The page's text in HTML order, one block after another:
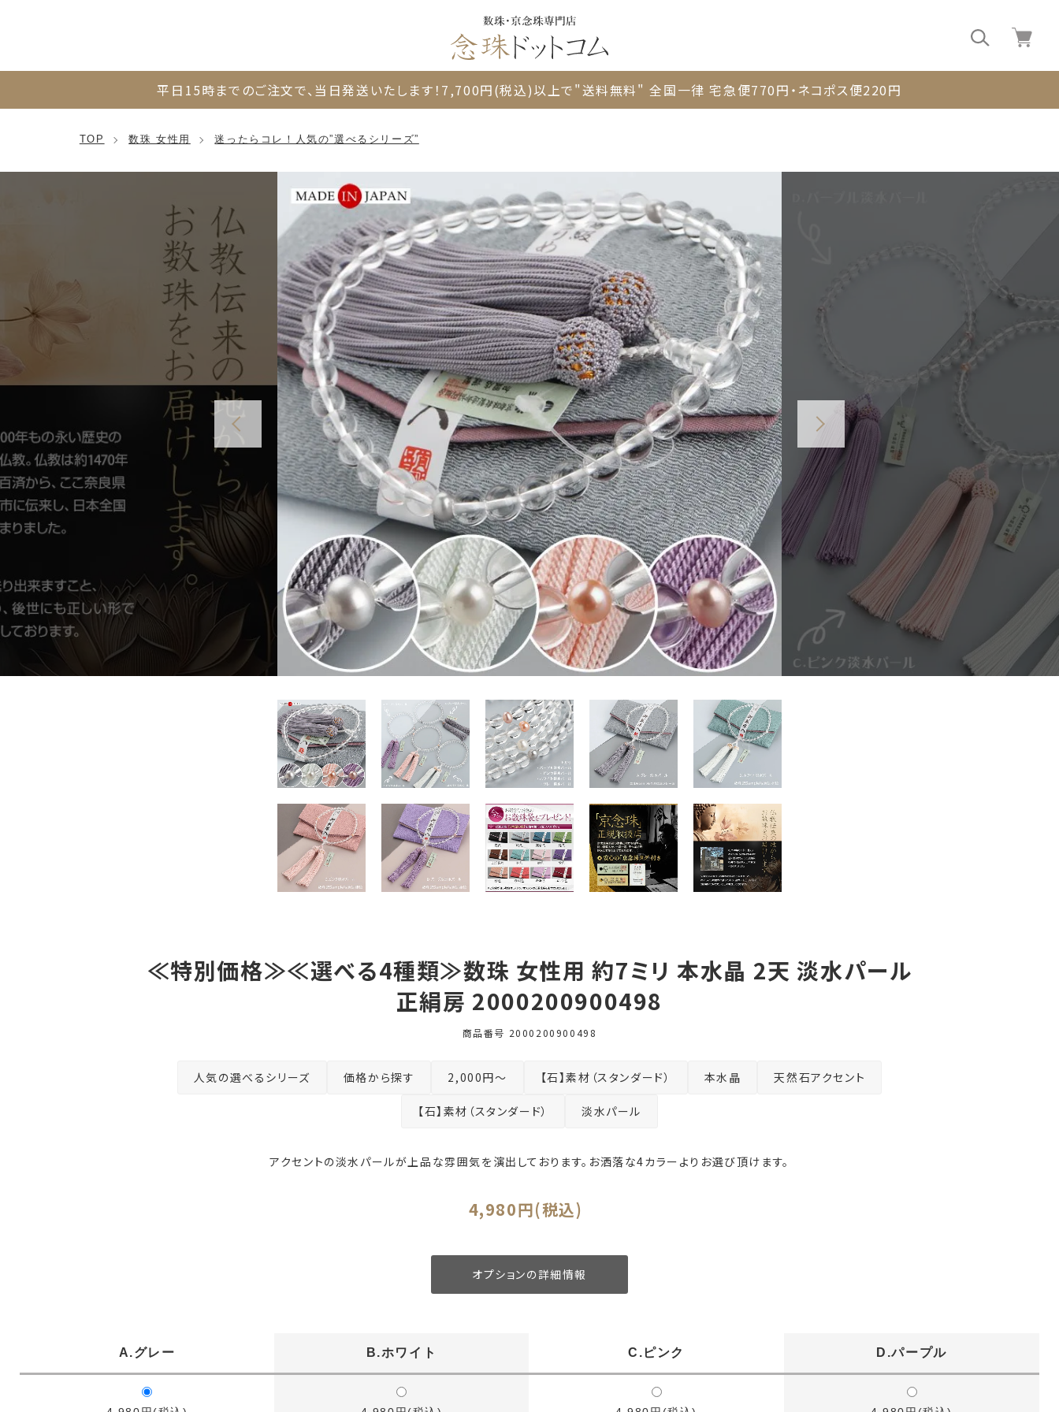
0
平日15時までのご注文で、 当日発送いたします！ 7,700円(税込)以上で"送料無料" 全国一律 宅急便770円・ネコポス便220円
TOP 数珠 女性用 迷ったらコレ！人気の”選べるシリーズ”
≪特別価格≫≪選べる4種類≫数珠 女性用 約7ミリ 本水晶 2天 淡水パール
正絹房 2000200900498
商品番号 2000200900498
人気の選べるシリーズ 価格から探す 2,000円～ 【石】素材（スタンダード） 本水晶 天然石アクセント
【石】素材（スタンダード） 淡水パール
アクセントの淡水パールが上品な雰囲気を演出しております。お洒落な4カラーよりお選び頂けます。
4,980円(税込)
オプションの詳細情報
A.グレー B.ホワイト C.ピンク D.パープル